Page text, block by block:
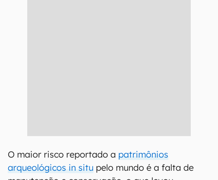
O maior risco reportado a patrimônios
arqueológicos in situ pelo mundo é a falta de